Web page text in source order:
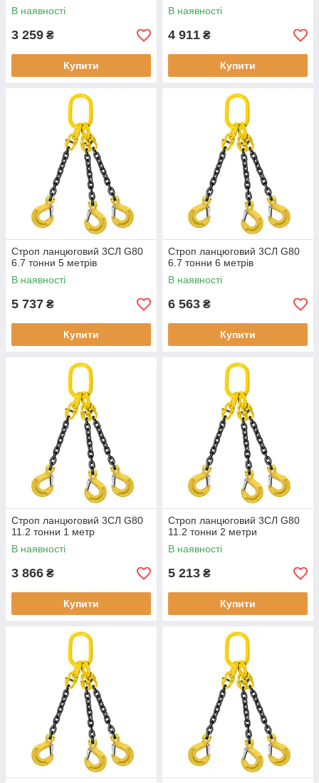
В наявності
3 259 ₴
Купити
В наявності
4 911 ₴
Купити
Строп ланцюговий 3СЛ G80
6.7 тонни 5 метрів
В наявності
5 737 ₴
Купити
Строп ланцюговий 3СЛ G80
6.7 тонни 6 метрів
В наявності
6 563 ₴
Купити
Строп ланцюговий 3СЛ G80
11.2 тонни 1 метр
В наявності
3 866 ₴
Купити
Строп ланцюговий 3СЛ G80
11.2 тонни 2 метри
В наявності
5 213 ₴
Купити